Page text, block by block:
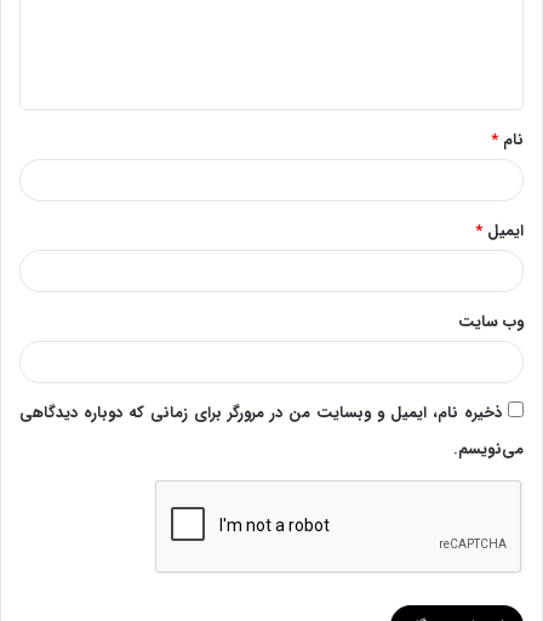
*
نام *
ایمیل *
وب‌ سایت
ذخیره نام، ایمیل و وبسایت من در مرورگر برای زمانی که دوباره دیدگاهی
می‌نویسم.